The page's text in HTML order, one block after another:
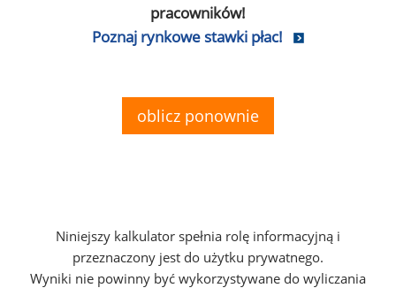
pracowników!
Poznaj rynkowe stawki płac!
oblicz ponownie
Niniejszy kalkulator spełnia rolę informacyjną i
przeznaczony jest do użytku prywatnego.
Wyniki nie powinny być wykorzystywane do wyliczania